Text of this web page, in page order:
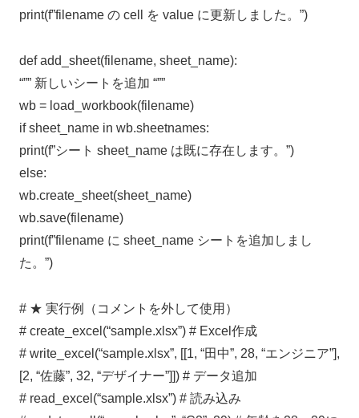
print(f”filename の cell を value に更新しました。”)
def add_sheet(filename, sheet_name):
“”” 新しいシートを追加 “””
wb = load_workbook(filename)
if sheet_name in wb.sheetnames:
print(f”シート sheet_name は既に存在します。”)
else:
wb.create_sheet(sheet_name)
wb.save(filename)
print(f”filename に sheet_name シートを追加しまし
た。”)
# ★ 実行例（コメントを外して使用）
# create_excel(“sample.xlsx”) # Excel作成
# write_excel(“sample.xlsx”, [[1, “田中”, 28, “エンジニア”],
[2, “佐藤”, 32, “デザイナー”]]) # データ追加
# read_excel(“sample.xlsx”) # 読み込み